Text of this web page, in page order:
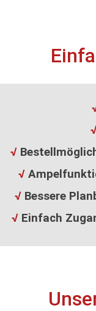
√
√
√
√ Bessere
√ Einfach
Unsere
40,00 €.